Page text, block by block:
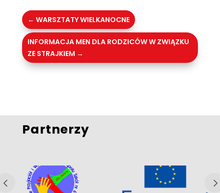
← WARSZTATY WIELKANOCNE
INFORMACJA MEN DLA RODZICÓW W ZWIĄZKU
ZE STRAJKIEM →
Partnerzy